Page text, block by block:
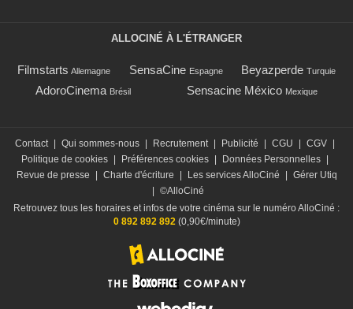
ALLOCINÉ À L'ÉTRANGER
Filmstarts Allemagne SensaCine Espagne Beyazperde Turquie
AdoroCinema Brésil Sensacine México Mexique
Contact Qui sommes-nous Recrutement Publicité CGU CGV
Politique de cookies
Préférences cookies Données Personnelles
Revue de presse
Charte d'écriture Les services AlloCiné
Gérer Utiq
©AlloCiné
Retrouvez tous les horaires et infos de votre cinéma sur le numéro AlloCiné :
0 892 892 892(0,90€/minute)